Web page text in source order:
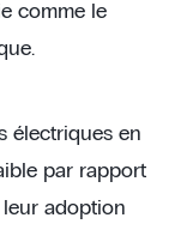
comme le
électriques en
par rapport
adoption